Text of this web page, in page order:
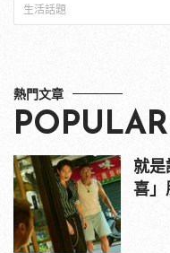
生活話題
熱門文章
POPULAR
就是
喜」